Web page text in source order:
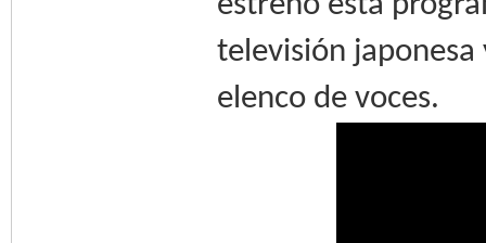
televisión
elenco de voces.